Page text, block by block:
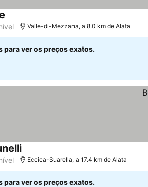
Ver preços
Valle-di-Mezzana, a 8.0 km de Alata
para ver os preços exatos.
Ver preços
Eccica-Suarella, a 17.4 km de Alata
para ver os preços exatos.